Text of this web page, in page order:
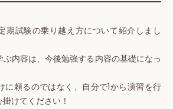
期試験の乗り越え方について紹介しまし
内容は、今後勉強する内容の基礎になっ
に頼るのではなく、自分で1から演習を行
けてください！